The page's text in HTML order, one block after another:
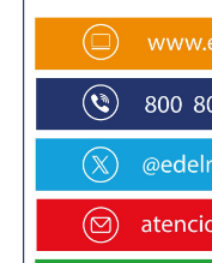
Carlos Santos,